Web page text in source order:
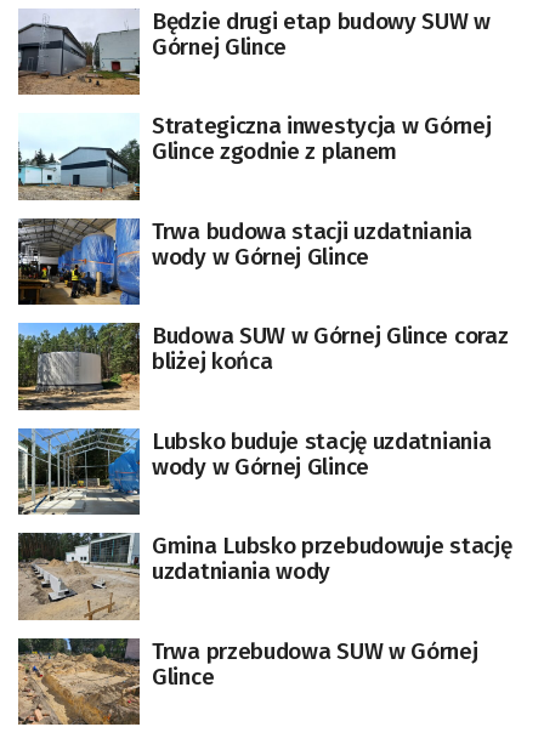
Będzie drugi etap budowy SUW w
Górnej Glince
Strategiczna inwestycja w Górnej
Glince zgodnie z planem
Trwa budowa stacji uzdatniania
wody w Górnej Glince
Budowa SUW w Górnej Glince coraz
bliżej końca
Lubsko buduje stację uzdatniania
wody w Górnej Glince
Gmina Lubsko przebudowuje stację
uzdatniania wody
Trwa przebudowa SUW w Górnej
Glince